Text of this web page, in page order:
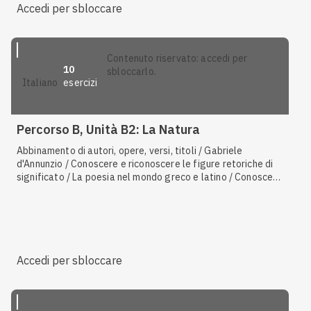
Accedi per sbloccare
italiano
10
esercizi
contenuto riservato: accedi per
sbloccarlo.
Percorso B, Unità B2: La Natura
Abbinamento di autori, opere, versi, titoli / Gabriele
d'Annunzio / Conoscere e riconoscere le figure retoriche di
significato / La poesia nel mondo greco e latino / Conoscere
Accedi per sbloccare